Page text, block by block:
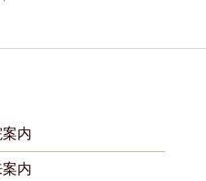
案内
内